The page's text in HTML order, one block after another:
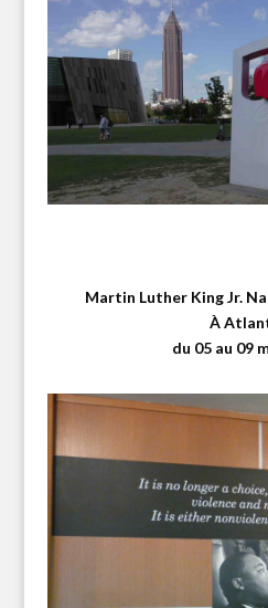
Martin Luther King Jr.
À
du 05 au 09